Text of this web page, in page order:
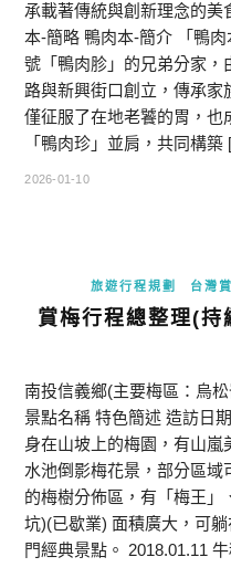
承載著傳統與創新理念的美
本-簡略 鴨肉本-簡介 「鴨
號「鴨肉胗」的兄弟分家
路與新興街口創立，傳承
僅征服了在地老饕的胃，
「鴨肉珍」並肩，共同構
2026-01-10
旅遊行程規劃 台灣
賞梅行程總整理(
南投信義鄉(主要梅區：烏
景點名稱 特色簡述 造訪日
身在山坡上的梅園，有山
水池倒影梅花景，部分區域
的梅樹分佈區，有「梅王」
坑)(已歇業) 面積廣大，可
門經典景點。 2018.01.11